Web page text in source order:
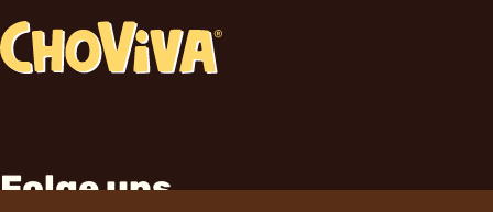
Folge uns